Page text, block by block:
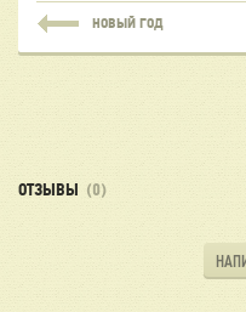
НОВЫЙ ГОД
ОТЗЫВЫ (0)